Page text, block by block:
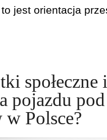
jest orientacja
społeczne
pojazdu
Polsce?